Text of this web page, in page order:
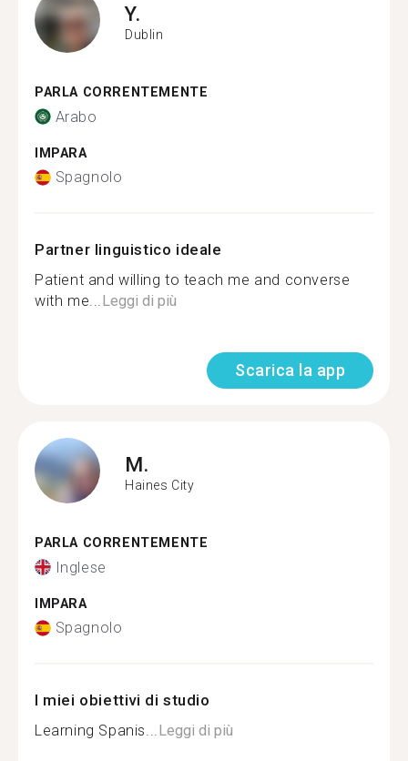
Y.
Dublin
PARLA CORRENTEMENTE
Arabo
IMPARA
Spagnolo
Partner linguistico ideale
Patient and willing to teach me and converse
with me...Leggi di più
Scarica la app
M.
Haines City
PARLA CORRENTEMENTE
Inglese
IMPARA
Spagnolo
I miei obiettivi di studio
Learning Spanis...Leggi di più